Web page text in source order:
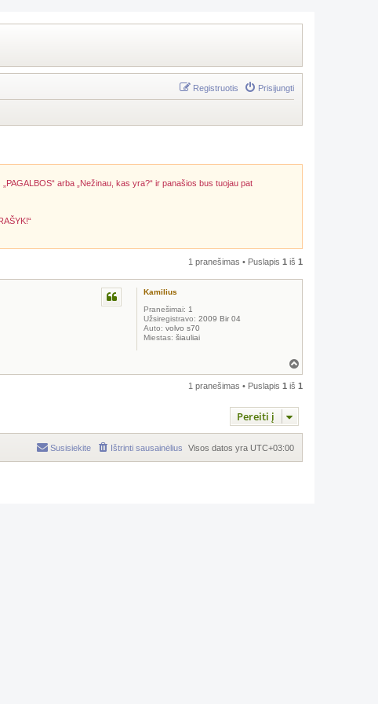
Prisijungti
Registruotis
arba „Nežinau, kas yra?“ ir panašios bus tuojau pat
1 pranešimas • Puslapis 1 iš 1
Kamilius
Pranešimai: 1
Užsiregistravo: 2009 Bir 04
Auto: volvo s70
Miestas: šiauliai
v
i
1 pranešimas • Puslapis 1 iš 1
Pereiti į
Visos datos yra UTC+03:00
Ištrinti sausainėlius
Susisiekite